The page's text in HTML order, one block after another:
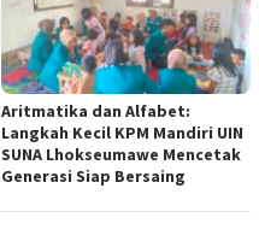
Aritmatika dan Alfabet:
Langkah Kecil KPM Mandiri UIN
SUNA Lhokseumawe Mencetak
Generasi Siap Bersaing